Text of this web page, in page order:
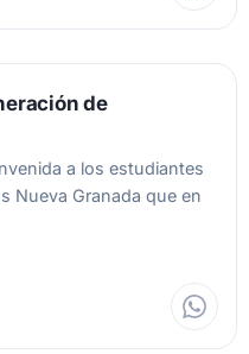
de
a los estudiantes
Nueva Granada que en